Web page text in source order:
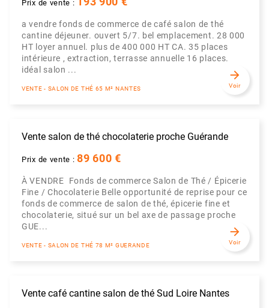
Prix de vente :
a vendre fonds de commerce de café salon de thé
cantine déjeuner. ouvert 5/7. bel emplacement. 28 000
HT loyer annuel. plus de 400 000 HT CA. 35 places
intérieure , extraction, terrasse annuelle 16 places.
idéal salon ...
VENTE - SALON DE THÉ 65 M² NANTES
arrow_forward
Voir
Vente salon de thé chocolaterie proche Guérande
Prix de vente :89 600 €
À VENDRE  Fonds de commerce Salon de Thé / Épicerie
Fine / Chocolaterie Belle opportunité de reprise pour ce
fonds de commerce de salon de thé, épicerie fine et
chocolaterie, situé sur un bel axe de passage proche
GUE...
VENTE - SALON DE THÉ 78 M² GUERANDE
arrow_forward
Voir
Vente café cantine salon de thé Sud Loire Nantes